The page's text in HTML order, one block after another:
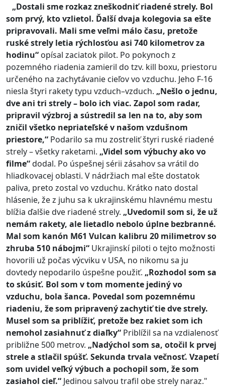
„Dostali sme rozkaz zneškodniť riadené strely. Bol
som prvý, kto vzlietol. Ďalší dvaja kolegovia sa ešte
pripravovali. Mali sme veľmi málo času, pretože
ruské strely letia rýchlosťou asi 740 kilometrov za
hodinu“ opísal zaciatok pilot. Po pokynoch z
pozemného riadenia zamieril do tzv. kill boxu, priestoru
určeného na zachytávanie cieľov vo vzduchu. Jeho F-16
niesla štyri rakety typu vzduch–vzduch. „Nešlo o jednu,
dve ani tri strely – bolo ich viac. Zapol som radar,
pripravil výzbroj a sústredil sa len na to, aby som
zničil všetko nepriateľské v našom vzdušnom
priestore,“ Podarilo sa mu zostreliť štyri ruské riadené
strely – všetky raketami. „Videl som výbuchy ako vo
filme“dodal. Po úspešnej sérii zásahov sa vrátil do
hliadkovacej oblasti. V nádržiach mal ešte dostatok
paliva, preto zostal vo vzduchu. Krátko nato dostal
hlásenie, že z juhu sa k ukrajinskému hlavnému mestu
blížia ďalšie dve riadené strely. „Uvedomil som si, že už
nemám rakety, ale lietadlo nebolo úplne bezbranné.
Mal som kanón M61 Vulcan kalibru 20 milimetrov so
zhruba 510 nábojmi“ Ukrajinskí piloti o tejto možnosti
hovorili už počas výcviku v USA, no nikomu sa ju
dovtedy nepodarilo úspešne použiť. „Rozhodol som sa
to skúsiť. Bol som v tom momente jediný vo
vzduchu, bola šanca. Povedal som pozemnému
riadeniu, že som pripravený zachytiť tie dve strely.
Musel som sa priblížiť, pretože bez rakiet som ich
nemohol zasiahnuť z diaľky“ Priblížil sa na vzdialenosť
približne 500 metrov. „Nadýchol som sa, otočil k prvej
strele a stlačil spúšť. Sekunda trvala večnosť. Vzapetí
som uvidel veľký výbuch a pochopil som, že som
zasiahol cieľ.“ Jedinou salvou trafil obe strely naraz."